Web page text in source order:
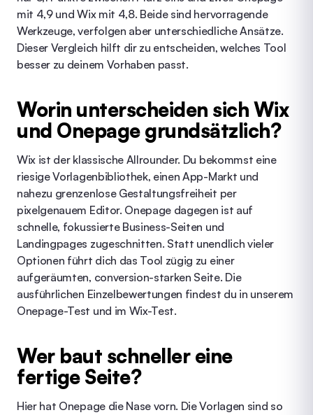
mit 4,9 und Wix mit 4,8. Beide sind hervorragende
Werkzeuge, verfolgen aber unterschiedliche Ansätze.
Dieser Vergleich hilft dir zu entscheiden, welches Tool
besser zu deinem Vorhaben passt.
Worin unterscheiden sich Wix
und Onepage grundsätzlich?
Wix ist der klassische Allrounder. Du bekommst eine
riesige Vorlagenbibliothek, einen App-Markt und
nahezu grenzenlose Gestaltungsfreiheit per
pixelgenauem Editor. Onepage dagegen ist auf
schnelle, fokussierte Business-Seiten und
Landingpages zugeschnitten. Statt unendlich vieler
Optionen führt dich das Tool zügig zu einer
aufgeräumten, conversion-starken Seite. Die
ausführlichen Einzelbewertungen findest du in unserem
Onepage-Test und im Wix-Test.
Wer baut schneller eine
fertige Seite?
Hier hat Onepage die Nase vorn. Die Vorlagen sind so